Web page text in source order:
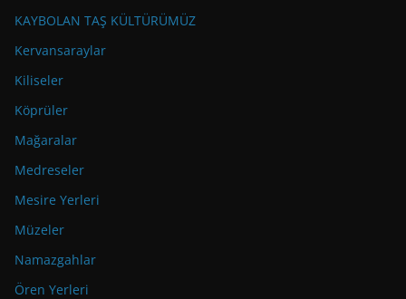
KAYBOLAN TAŞ KÜLTÜRÜMÜZ
Kervansaraylar
Kiliseler
Köprüler
Mağaralar
Medreseler
Mesire Yerleri
Müzeler
Namazgahlar
Ören Yerleri